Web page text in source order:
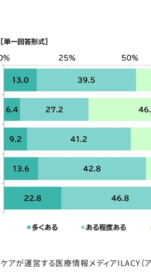
ケアが運営する医療情報メディアILACY（